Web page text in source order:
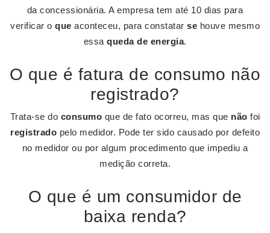
da concessionária. A empresa tem até 10 dias para
verificar o que aconteceu, para constatar se houve mesmo
essa queda de energia.
O que é fatura de consumo não
registrado?
Trata-se do consumo que de fato ocorreu, mas que não foi
registrado pelo medidor. Pode ter sido causado por defeito
no medidor ou por algum procedimento que impediu a
medição correta.
O que é um consumidor de
baixa renda?